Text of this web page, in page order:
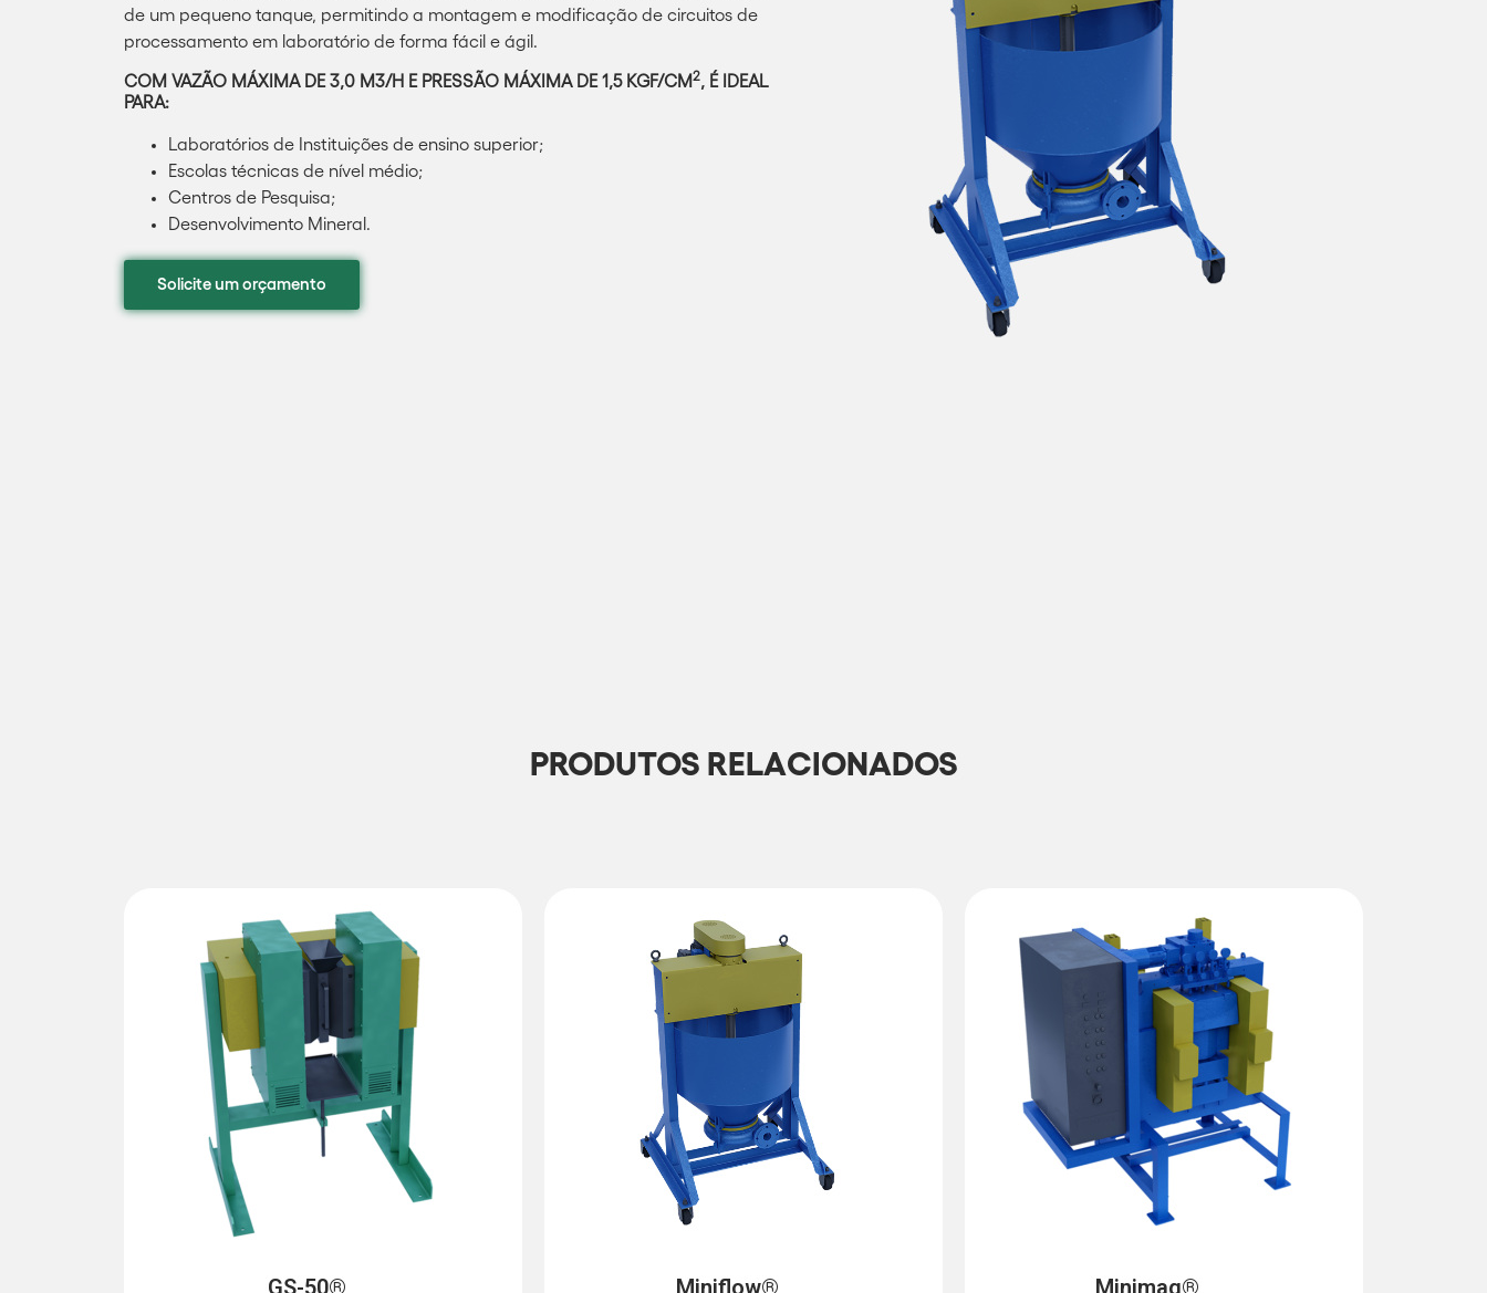
de um pequeno tanque, permitindo a montagem e modificação de circuitos de
processamento em laboratório de forma fácil e ágil.
COM VAZÃO MÁXIMA DE 3,0 M3/H E PRESSÃO MÁXIMA DE 1,5 KGF/CM2, É IDEAL
PARA:
Laboratórios de Instituições de ensino superior;
Escolas técnicas de nível médio;
Centros de Pesquisa;
Desenvolvimento Mineral.
Solicite um orçamento
PRODUTOS RELACIONADOS
GS-50® Miniflow® Minimag®
Para baixar nosso catálogo por favor